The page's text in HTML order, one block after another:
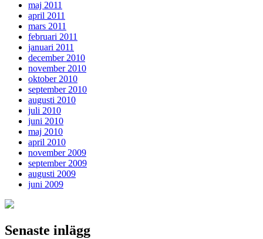
maj 2011
april 2011
mars 2011
februari 2011
januari 2011
december 2010
november 2010
oktober 2010
september 2010
augusti 2010
juli 2010
juni 2010
maj 2010
april 2010
november 2009
september 2009
augusti 2009
juni 2009
Senaste inlägg